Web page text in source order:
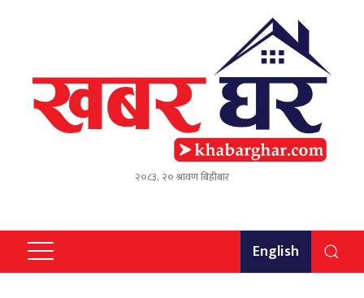
२०८३, २० श्रावण बिहीबार
English